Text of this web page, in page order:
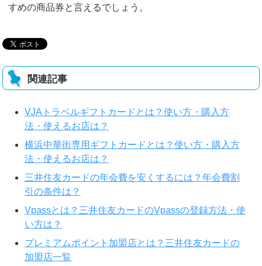
すめの商品券と言えるでしょう。
関連記事
VJAトラベルギフトカードとは？使い方・購入方
法・使えるお店は？
横浜中華街専用ギフトカードとは？使い方・購入方
法・使えるお店は？
三井住友カードの年会費を安くするには？年会費割
引の条件は？
Vpassとは？三井住友カードのVpassの登録方法・使
い方は？
プレミアムポイント加盟店とは？三井住友カードの
加盟店一覧